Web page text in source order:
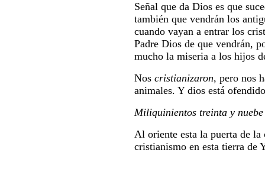
Señal que da Dios es que
también que vendrán los
cuando vayan a entrar los
Padre Dios de que vendrán,
mucho la miseria a los hijos
Nos cristianizaron, pero nos
animales. Y dios está
Miliquinientos treinta y nuebe
Al oriente esta la puerta de
cristianismo en esta tierra de